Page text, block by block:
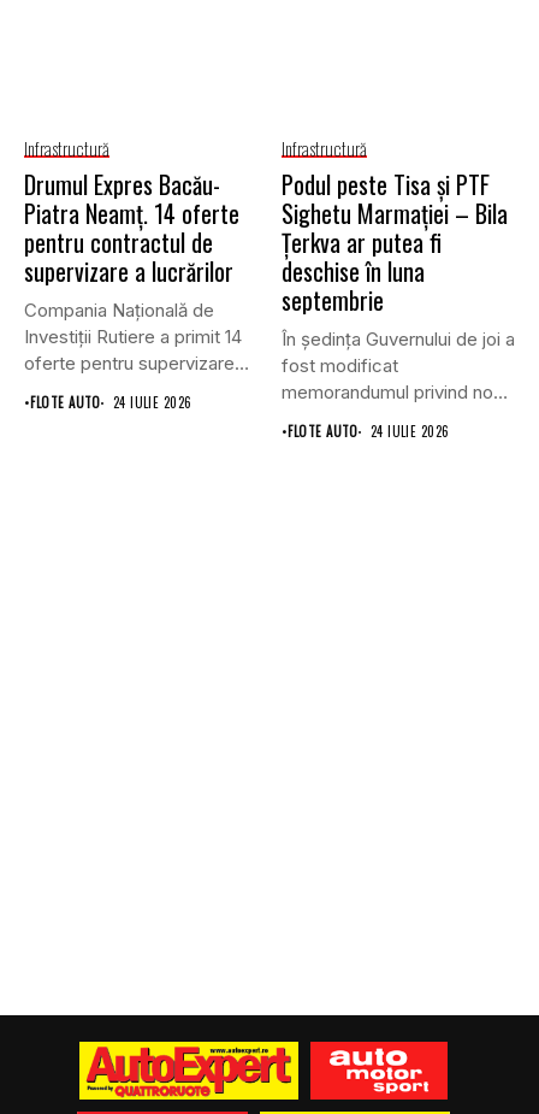
Infrastructură
Drumul Expres Bacău-
Piatra Neamț. 14 oferte
pentru contractul de
supervizare a lucrărilor
Compania Națională de
Investiții Rutiere a primit 14
oferte pentru supervizarea
lucrărilor...
•FLOTE AUTO 24 IULIE 2026
Infrastructură
Podul peste Tisa și PTF
Sighetu Marmației – Bila
Țerkva ar putea fi
deschise în luna
septembrie
În ședința Guvernului de joi a
fost modificat
memorandumul privind noul
punct...
•FLOTE AUTO 24 IULIE 2026